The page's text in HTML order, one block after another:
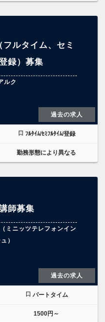
ルタイム、セミ
録）募集
ルク
過去の求人
ﾌﾙﾀｲﾑ/ｾﾐﾌﾙﾀｲﾑ/登録
勤務形態により異なる
師募集
ニッツテレフォンイン
）
過去の求人
パートタイム
1500円～